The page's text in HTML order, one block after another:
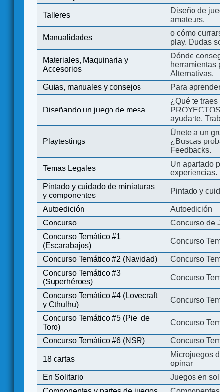
Talleres
Diseño de
amateurs.
Manualidades
o cómo
play. Dudas
Materiales, Maquinaria y
Accesorios
Dónde
herramientas
Alternativas.
Guías, manuales y consejos
Para
Diseñando un juego de mesa
¿Qué te
ayudarte.
Playtestings
Únete a un
¿Buscas
Feedbacks.
Temas Legales
Un apartado
experiencias.
Pintado y cuidado de miniaturas
y componentes
Pintado y
Autoedición
Autoedición
Concurso
Concurso de
Concurso Temático #1
(Escarabajos)
Concurso
Concurso Temático #2 (Navidad)
Concurso
Concurso Temático #3
(Superhéroes)
Concurso
Concurso Temático #4 (Lovecraft
y Cthulhu)
Concurso
Concurso Temático #5 (Piel de
Toro)
Concurso
Concurso Temático #6 (NSR) Concurso
18 cartas
Microjuegos
opinar.
En Solitario
Juegos en